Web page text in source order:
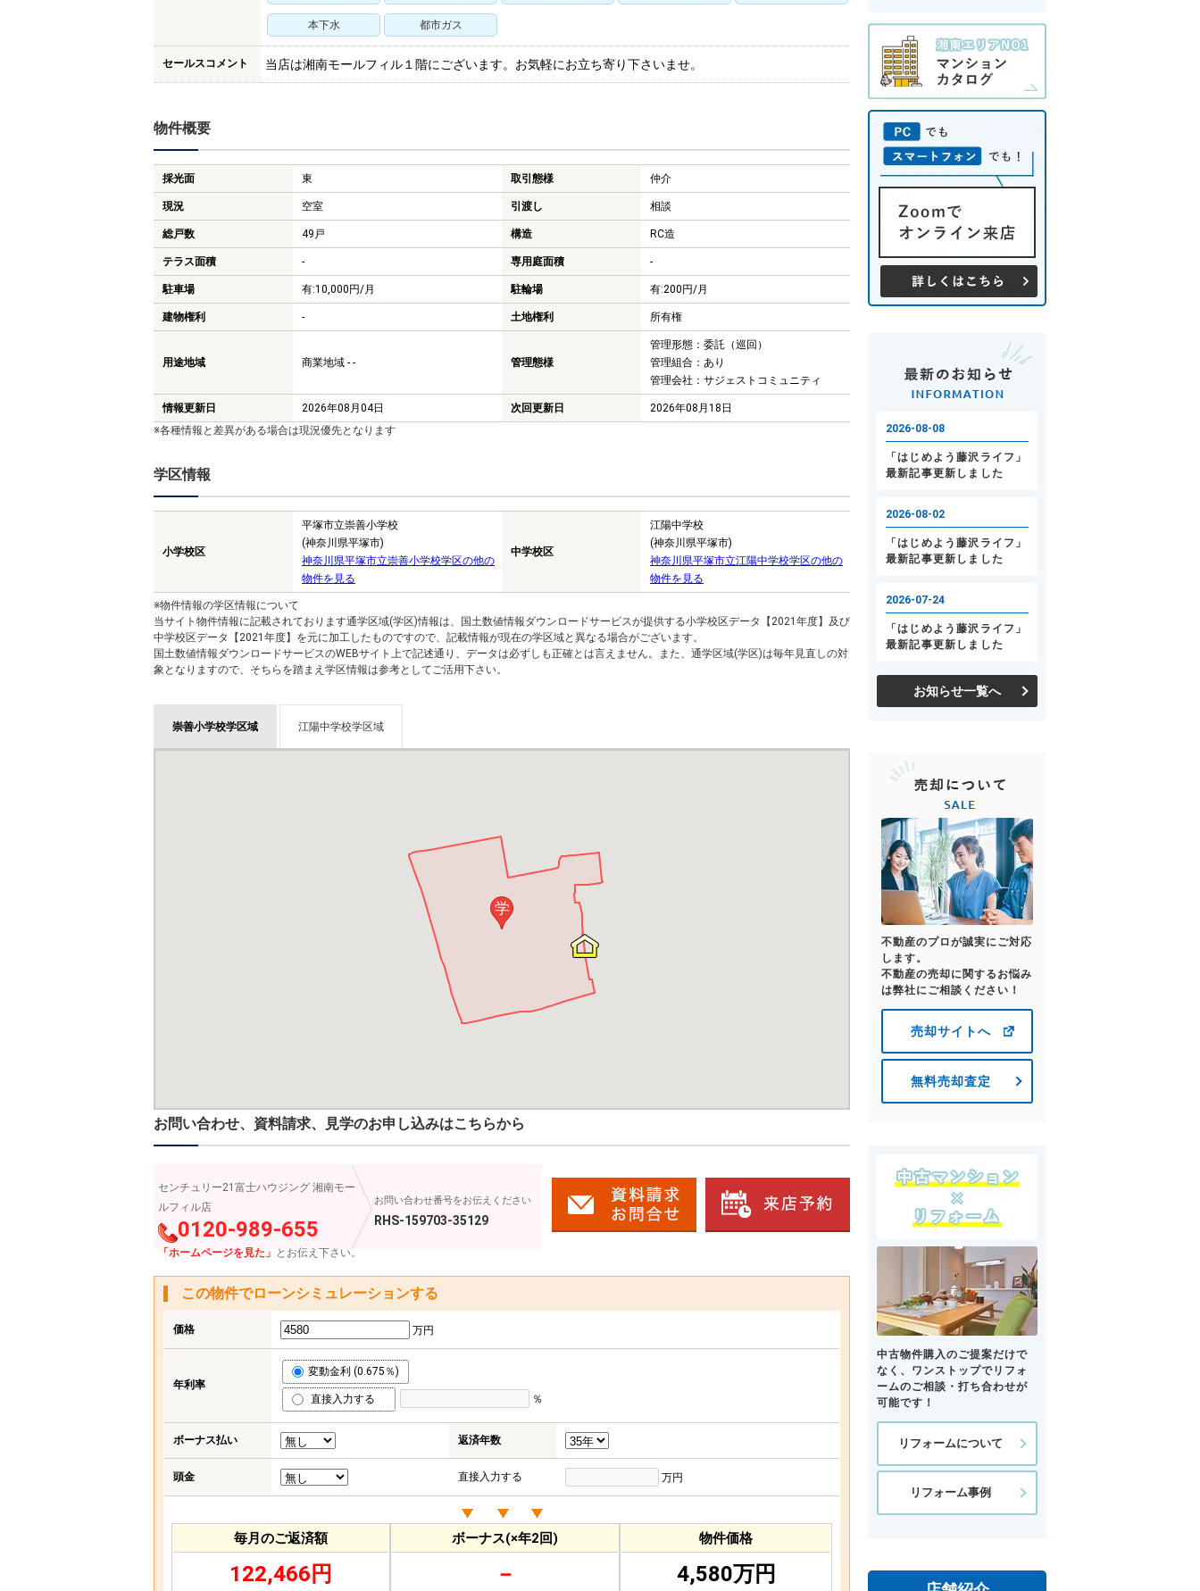
本下水 都市ガス
セールスコメント 当店は湘南モールフィル１階にございます。お気軽にお立ち寄り下さいませ。
物件概要
採光面 東 取引態様 仲介
現況 空室 引渡し 相談
総戸数 49戸 構造 RC造
テラス面積 - 専用庭面積 -
駐車場 有:10,000円/月 駐輪場 有:200円/月
建物権利 - 土地権利 所有権
用途地域 商業地域 - - 管理態様
管理形態：委託（巡回）
管理組合：あり
管理会社：サジェストコミュニティ
情報更新日 2026年08月04日 次回更新日
2026年08月18日
※各種情報と差異がある場合は現況優先となります
学区情報
小学校区
平塚市立崇善小学校
(神奈川県平塚市)
神奈川県平塚市立崇善小学校学区の他の
物件を見る
中学校区
江陽中学校
(神奈川県平塚市)
神奈川県平塚市立江陽中学校学区の他の
物件を見る
※物件情報の学区情報について
当サイト物件情報に記載されております通学区域(学区)情報は、国土数値情報ダウンロードサービスが提供する小学校区データ【2021年度】及び
中学校区データ【2021年度】を元に加工したものですので、記載情報が現在の学区域と異なる場合がございます。
国土数値情報ダウンロードサービスのWEBサイト上で記述通り、データは必ずしも正確とは言えません。また、通学区域(学区)は毎年見直しの対
象となりますので、そちらを踏まえ学区情報は参考としてご活用下さい。
崇善小学校学区域 江陽中学校学区域
学
お問い合わせ、資料請求、見学のお申し込みはこちらから
センチュリー21富士ハウジング 湘南モー
ルフィル店
0120-989-655
「ホームページを見た」 とお伝え下さい。
お問い合わせ番号をお伝えください
RHS-159703-35129
この物件でローンシミュレーションする
価格 万円
年利率
変動金利 (0.675％)
直接入力する ％
ボーナス払い 返済年数
頭金 直接入力する 万円
毎月のご返済額
122,466円
ボーナス(×年2回)
－
物件価格
4,580万円
お知らせ一覧へ
不動産のプロが誠実にご対応
します。
不動産の売却に関するお悩み
は弊社にご相談ください！
売却サイトへ
無料売却査定
中古物件購入のご提案だけで
なく、ワンストップでリフォ
ームのご相談・打ち合わせが
可能です！
リフォームについて
リフォーム事例